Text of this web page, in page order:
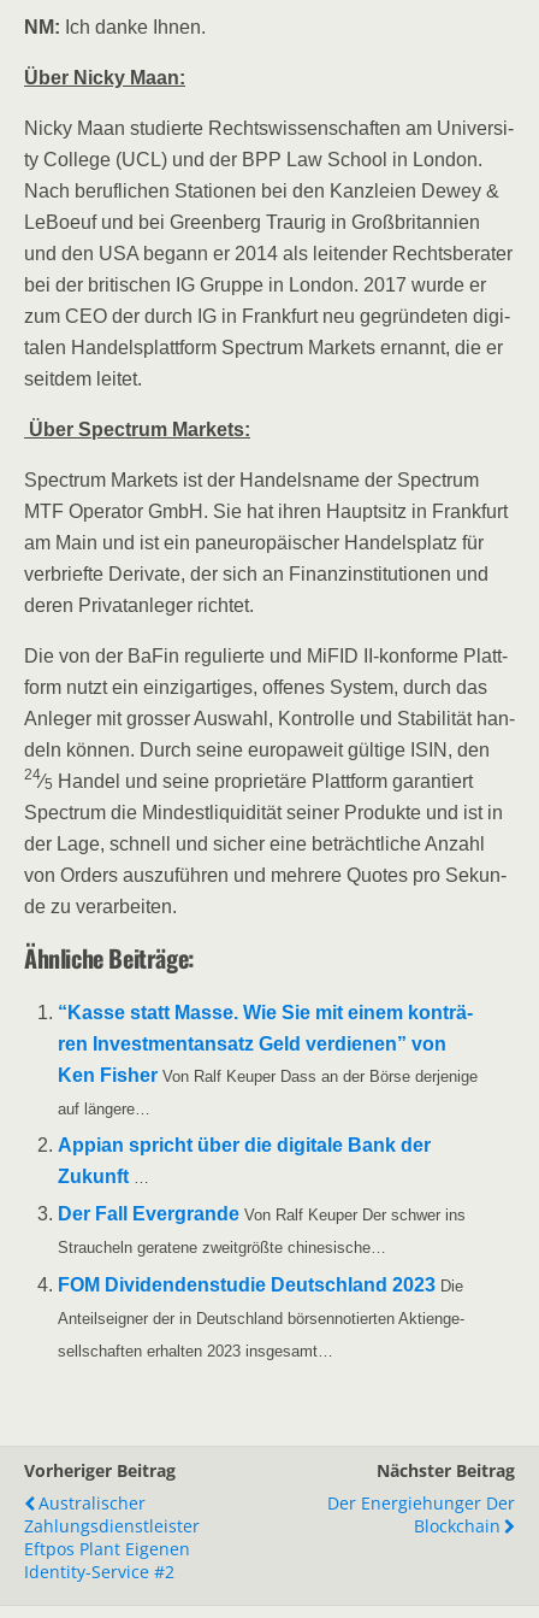
NM: Ich dan­ke Ihnen.
Über Nicky Maan:
Nicky Maan stu­dier­te Rechts­wis­sen­schaf­ten am Uni­ver­si­
ty Col­lege (UCL) und der BPP Law School in Lon­don.
Nach beruf­li­chen Sta­tio­nen bei den Kanz­lei­en Dew­ey &
LeBoeuf und bei Green­berg Trau­rig in Groß­bri­tan­ni­en
und den USA begann er 2014 als lei­ten­der Rechts­be­ra­ter
bei der bri­ti­schen IG Grup­pe in Lon­don. 2017 wur­de er
zum CEO der durch IG in Frank­furt neu gegrün­de­ten digi­
ta­len Han­dels­platt­form Spec­trum Mar­kets ernannt, die er
seit­dem leitet.
Ü ber Spec­trum Markets:
Spec­trum Mar­kets ist der Han­dels­na­me der Spec­trum
MTF Ope­ra­tor GmbH. Sie hat ihren Haupt­sitz in Frank­furt
am Main und ist ein pan­eu­ro­päi­scher Han­dels­platz für
ver­brief­te Deri­va­te, der sich an Finanz­in­sti­tu­tio­nen und
deren Pri­vat­an­le­ger richtet.
Die von der BaFin regu­lier­te und MiFID II-kon­for­me Platt­
form nutzt ein ein­zig­ar­ti­ges, offe­nes Sys­tem, durch das
Anle­ger mit gros­ser Aus­wahl, Kon­trol­le und Sta­bi­li­tät han­
deln kön­nen. Durch sei­ne euro­pa­weit gül­ti­ge ISIN, den
24⁄5 Han­del und sei­ne pro­prie­tä­re Platt­form garan­tiert
Spec­trum die Min­dest­li­qui­di­tät sei­ner Pro­duk­te und ist in
der Lage, schnell und sicher eine beträcht­li­che Anzahl
von Orders aus­zu­füh­ren und meh­re­re Quo­tes pro Sekun­
de zu verarbeiten.
Ähn­li­che Beiträge:
“Kas­se statt Mas­se. Wie Sie mit einem kon­trä­
ren Invest­ment­an­satz Geld ver­die­nen” von
Ken Fisher Von Ralf Keu­per Dass an der Bör­se der­je­ni­ge
auf längere…
Appian spricht über die digi­ta­le Bank der
Zukunft …
Der Fall Ever­g­ran­de Von Ralf Keu­per Der schwer ins
Strau­cheln gera­te­ne zweit­größ­te chinesische…
FOM Divi­den­den­stu­die Deutsch­land 2023 Die
Anteils­eig­ner der in Deutsch­land bör­sen­no­tier­ten Akti­en­ge­
sell­schaf­ten erhal­ten 2023 insgesamt…
Vorheriger Beitrag
Australischer
Zahlungsdienstleister
Eftpos Plant Eigenen
Identity-Service #2
Nächster Beitrag
Der Energiehunger Der
Blockchain